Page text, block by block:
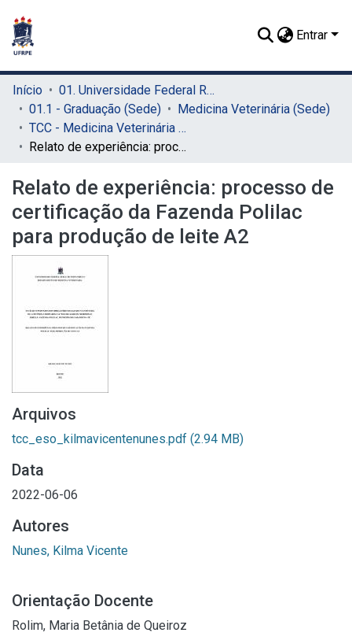
Entrar
Início
01. Universidade Federal Rural de Pernambuco - UFRPE (Sede)
01.1 - Graduação (Sede)
Medicina Veterinária (Sede)
TCC - Medicina Veterinária (Sede)
Relato de experiência: processo de certificação da Fazenda Polilac para produção de leite A2
Relato de experiência: processo de
certificação da Fazenda Polilac
para produção de leite A2
Arquivos
tcc_eso_kilmavicentenunes.pdf (2.94 MB)
Data
2022-06-06
Autores
Nunes, Kilma Vicente
Orientação Docente
Rolim, Maria Betânia de Queiroz